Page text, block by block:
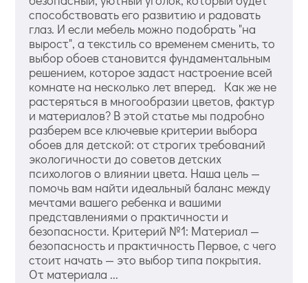
способствовать его развитию и радовать
глаз. И если мебель можно подобрать "на
вырост", а текстиль со временем сменить, то
выбор обоев становится фундаментальным
решением, которое задаст настроение всей
комнате на несколько лет вперед. Как же не
растеряться в многообразии цветов, фактур
и материалов? В этой статье мы подробно
разберем все ключевые критерии выбора
обоев для детской: от строгих требований
экологичности до советов детских
психологов о влиянии цвета. Наша цель —
помочь вам найти идеальный баланс между
мечтами вашего ребенка и вашими
представлениями о практичности и
безопасности. Критерий №1: Материал —
безопасность и практичность Первое, с чего
стоит начать — это выбор типа покрытия.
От материала ...